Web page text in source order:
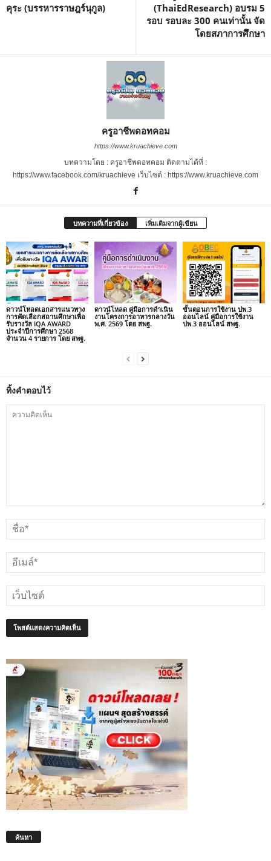
คุระ (บรรหารราษฎร์นุกูล)
(ThaiEdResearch) อบรม 5
รอบ รอบละ 300 คนเท่านั้น จัด
โดยสภาการศึกษา
ครูอาชีพดอทคอม
https://www.kruachieve.com
บทความโดย : ครูอาชีพดอทคอม ติดตามได้ที่ :
https://www.facebook.com/kruachieve เว็บไซต์ : https://www.kruachieve.com
บทความที่เกี่ยวข้อง เพิ่มเติมจากผู้เขียน
ดาวน์โหลดเอกสารแนวทาง
การคัดเลือกสถานศึกษาเพื่อ
รับรางวัล IQA AWARD
ประจำปีการศึกษา 2568
จำนวน 4 รายการ โดย สพฐ.
ดาวน์โหลด คู่มือการดำเนิน
งานโครงการอาหารกลางวัน
พ.ศ. 2569 โดย สพฐ.
ขั้นตอนการใช้งาน ปพ.3
ออนไลน์ คู่มือการใช้งาน
ปพ.3 ออนไลน์ สพฐ.
ทิ้งคำตอบไว้
ค้นหา